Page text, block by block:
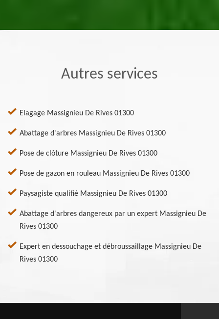
Autres services
Elagage Massignieu De Rives 01300
Abattage d'arbres Massignieu De Rives 01300
Pose de clôture Massignieu De Rives 01300
Pose de gazon en rouleau Massignieu De Rives 01300
Paysagiste qualifié Massignieu De Rives 01300
Abattage d'arbres dangereux par un expert Massignieu De
Rives 01300
Expert en dessouchage et débroussaillage Massignieu De
Rives 01300